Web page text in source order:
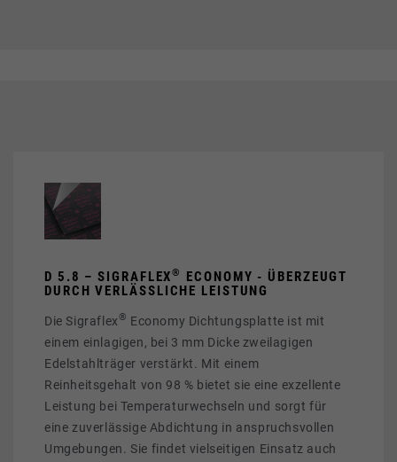
D 5.8 – SIGRAFLEX®
ECONOMY - ÜBERZEUGT
DURCH VERLÄSSLICHE LEISTUNG
Die Sigraflex® Economy Dichtungsplatte ist mit
einem einlagigen, bei 3 mm Dicke zweilagigen
Edelstahlträger verstärkt. Mit einem
Reinheitsgehalt von 98 % bietet sie eine exzellente
Leistung bei Temperaturwechseln und sorgt für
eine zuverlässige Abdichtung in anspruchsvollen
Umgebungen. Sie findet vielseitigen Einsatz auch